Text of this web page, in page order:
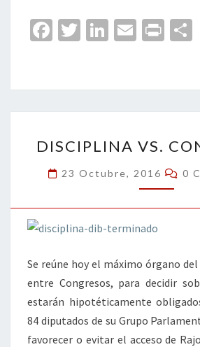
Fa
o
o
k
T
er
Li
dI
n
E
l
Pr
VS.
DISCIPLINA VS.
23 Octubre, 2016 0
Se reúne hoy el máximo órgano
entre Congresos, para decidir
estarán hipotéticamente
84 diputados de su Grupo
favorecer o evitar el acceso de